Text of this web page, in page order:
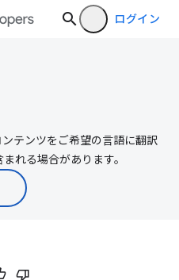
ログイン
テンツをご希望の言語に翻訳
れる場合があります。